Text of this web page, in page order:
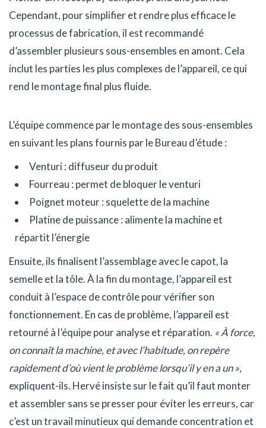
Cependant, pour simplifier et rendre plus efficace le
processus de fabrication, il est recommandé
d’assembler plusieurs sous-ensembles en amont. Cela
inclut les parties les plus complexes de l’appareil, ce qui
rend le montage final plus fluide.
L’équipe commence par le montage des sous-ensembles
en suivant les plans fournis par le Bureau d’étude :
Venturi : diffuseur du produit
Fourreau : permet de bloquer le venturi
Poignet moteur : squelette de la machine
Platine de puissance : alimente la machine et
répartit l’énergie
Ensuite, ils finalisent l’assemblage avec le capot, la
semelle et la tôle. À la fin du montage, l’appareil est
conduit à l’espace de contrôle pour vérifier son
fonctionnement. En cas de problème, l’appareil est
retourné à l’équipe pour analyse et réparation. « À force,
on connaît la machine, et avec l’habitude, on repère
rapidement d’où vient le problème lorsqu’il y en a un »,
expliquent-ils. Hervé insiste sur le fait qu’il faut monter
et assembler sans se presser pour éviter les erreurs, car
c’est un travail minutieux qui demande concentration et